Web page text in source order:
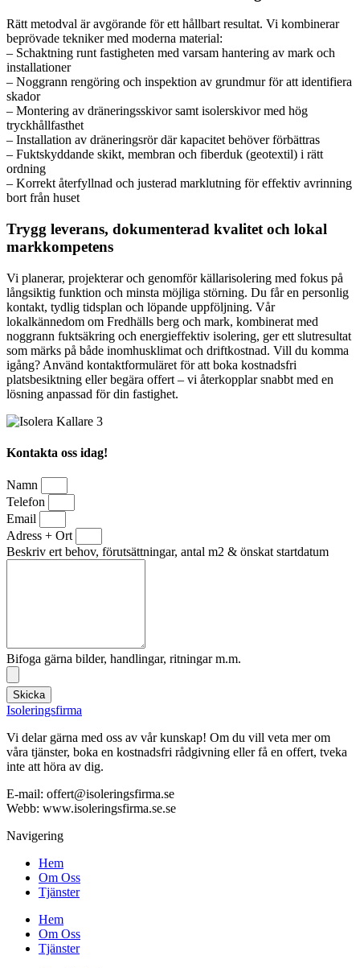
Rätt metodval är avgörande för ett hållbart resultat. Vi kombinerar
beprövade tekniker med moderna material:
– Schaktning runt fastigheten med varsam hantering av mark och
installationer
– Noggrann rengöring och inspektion av grundmur för att identifiera
skador
– Montering av dräneringsskivor samt isolerskivor med hög
tryckhållfasthet
– Installation av dräneringsrör där kapacitet behöver förbättras
– Fuktskyddande skikt, membran och fiberduk (geotextil) i rätt
ordning
– Korrekt återfyllnad och justerad marklutning för effektiv avrinning
bort från huset
Trygg leverans, dokumenterad kvalitet och lokal
markkompetens
Vi planerar, projekterar och genomför källarisolering med fokus på
långsiktig funktion och minsta möjliga störning. Du får en personlig
kontakt, tydlig tidsplan och löpande uppföljning. Vår
lokalkännedom om Fredhälls berg och mark, kombinerat med
noggrann fuktsäkring och energieffektiv isolering, ger ett slutresultat
som märks på både inomhusklimat och driftkostnad. Vill du komma
igång? Använd kontaktformuläret för att boka kostnadsfri
platsbesiktning eller begära offert – vi återkopplar snabbt med en
lösning anpassad för din fastighet.
Kontakta oss idag!
Namn
Telefon
Email
Adress + Ort
Beskriv ert behov, förutsättningar, antal m2 & önskat startdatum
Bifoga gärna bilder, handlingar, ritningar m.m.
Skicka
Isoleringsfirma
Vi delar gärna med oss av vår kunskap! Om du vill veta mer om
våra tjänster, boka en kostnadsfri rådgivning eller få en offert, tveka
inte att höra av dig.
E-mail: offert@isoleringsfirma.se
Webb: www.isoleringsfirma.se.se
Navigering
Hem
Om Oss
Tjänster
Hem
Om Oss
Tjänster